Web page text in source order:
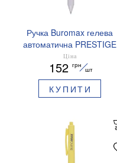
Ручка Buromax гелева
автоматична PRESTIGE
SILVER 0,5 мм сині
чорнила BM.83102
Ціна
152 грн
шт
КУПИТИ